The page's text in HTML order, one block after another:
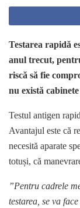
Testarea rapidă
anul trecut,
riscă să fie
nu există
Testul antigen
Avantajul este că
necesită aparate
totuși, că
”Pentru cadrele
testarea, se va